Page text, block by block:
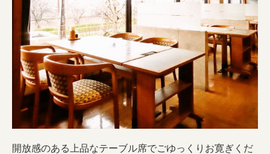
開放感のある上品なテーブル席でごゆっくりお寛ぎくだ